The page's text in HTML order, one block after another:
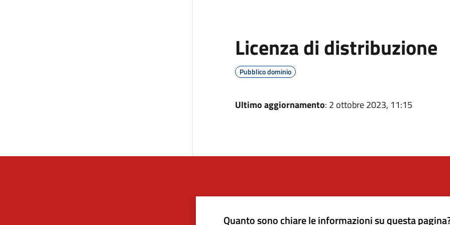
Licenza di distribuzione
Pubblico dominio
Ultimo aggiornamento: 2 ottobre 2023, 11:15
Quanto sono chiare le informazioni su questa